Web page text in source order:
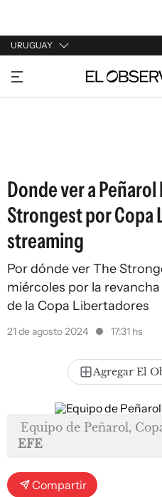
URUGUAY
URUGUAY
ARGENTINA
Donde ver a
Strongest por Copa
streaming
Por dónde ver The
miércoles por la
de la Copa Libertadores
21 de agosto 2024 17:31 hs
Agregar El
Equipo de Peñarol,
EFE
Compartir